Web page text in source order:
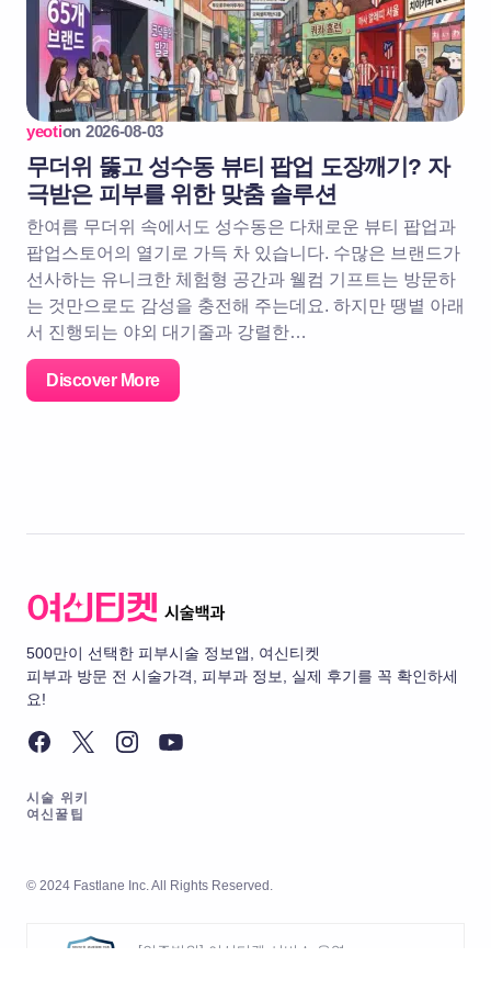
yeotion 2026-08-03
무더위 뚫고 성수동 뷰티 팝업 도장깨기? 자
극받은 피부를 위한 맞춤 솔루션
한여름 무더위 속에서도 성수동은 다채로운 뷰티 팝업과
팝업스토어의 열기로 가득 차 있습니다. 수많은 브랜드가
선사하는 유니크한 체험형 공간과 웰컴 기프트는 방문하
는 것만으로도 감성을 충전해 주는데요. 하지만 땡볕 아래
서 진행되는 야외 대기줄과 강렬한…
Discover More
500만이 선택한 피부시술 정보앱, 여신티켓
피부과 방문 전 시술가격, 피부과 정보, 실제 후기를 꼭 확인하세
요!
시술 위키
여신꿀팁
© 2024 Fastlane Inc. All Rights Reserved.
[인증범위] 여신티켓 서비스 운영